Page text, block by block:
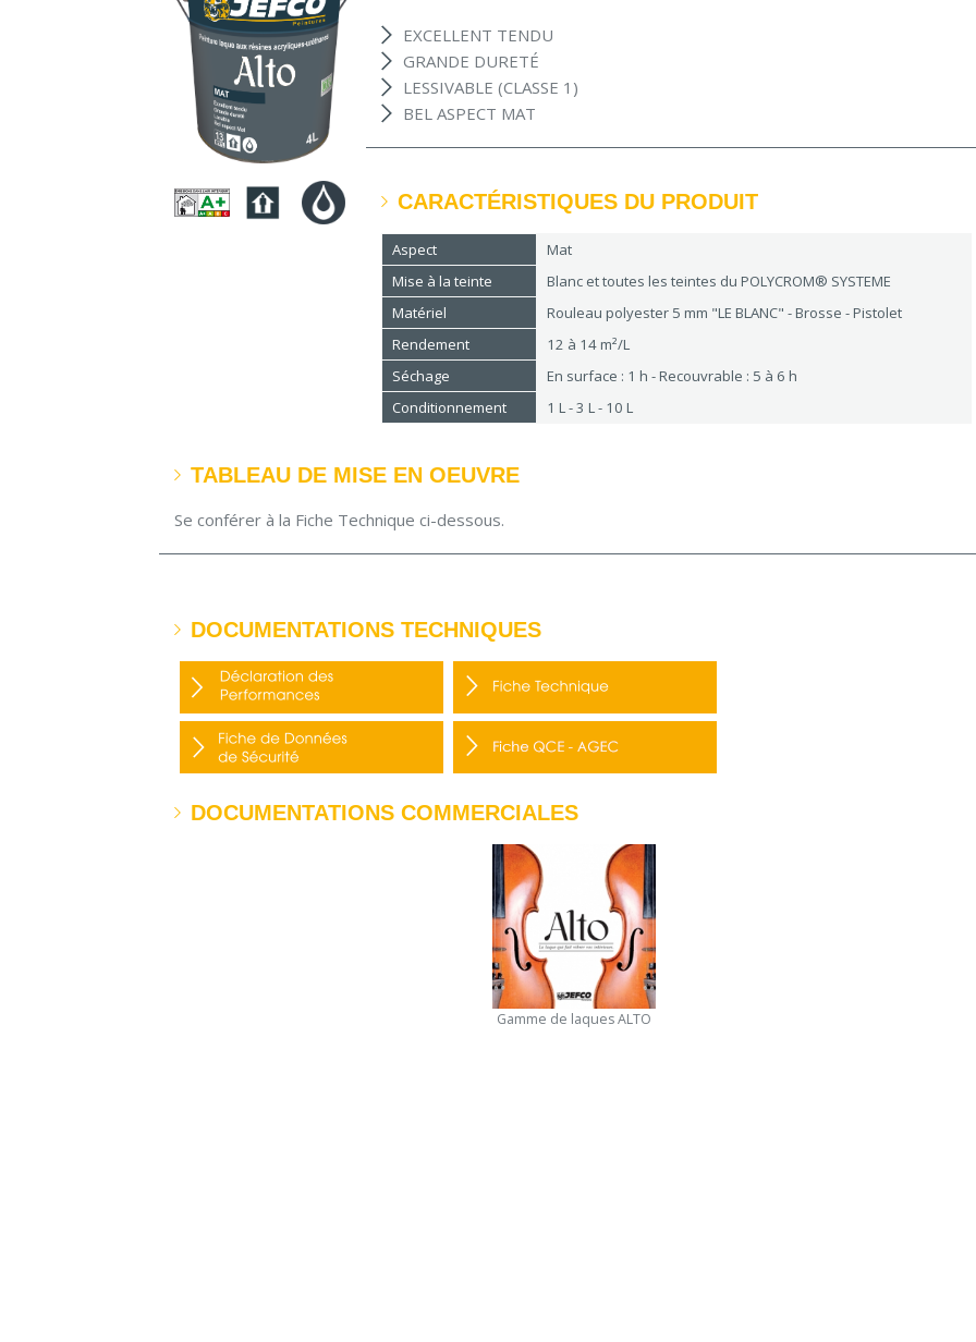
EXCELLENT TENDU
GRANDE DURETÉ
LESSIVABLE (CLASSE 1)
BEL ASPECT MAT
CARACTÉRISTIQUES DU PRODUIT
Aspect
Mat
Mise à la teinte
Blanc et toutes les teintes du POLYCROM® SYSTEME
Matériel
Rouleau polyester 5 mm "LE BLANC" - Brosse - Pistolet
Rendement
12 à 14 m²/L
Séchage
En surface : 1 h - Recouvrable : 5 à 6 h
Conditionnement
1 L - 3 L - 10 L
TABLEAU DE MISE EN OEUVRE
Se conférer à la Fiche Technique ci-dessous.
DOCUMENTATIONS TECHNIQUES
DOCUMENTATIONS COMMERCIALES
Gamme de laques ALTO